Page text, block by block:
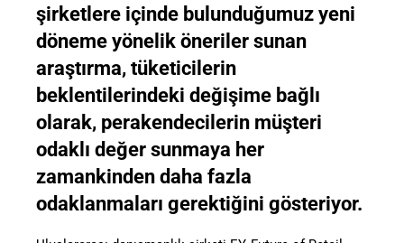
şirketlere içinde bulunduğumuz yeni
döneme yönelik öneriler sunan
araştırma, tüketicilerin
beklentilerindeki değişime bağlı
olarak, perakendecilerin müşteri
odaklı değer sunmaya her
zamankinden daha fazla
odaklanmaları gerektiğini gösteriyor.